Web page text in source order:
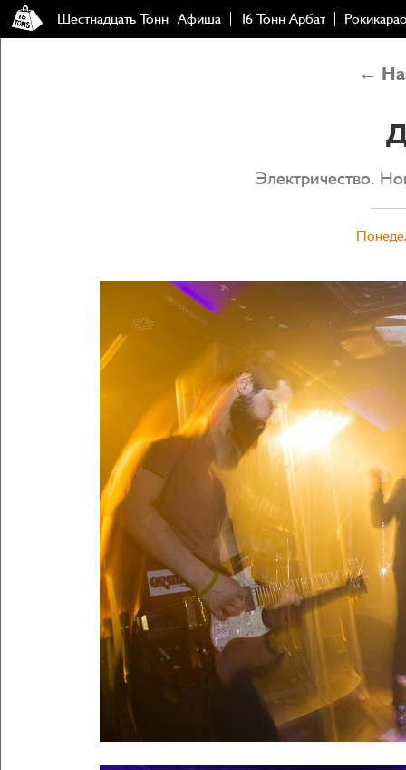
Шестнадцать Тонн Афиша 16 Тонн Арбат
←
Электричество.